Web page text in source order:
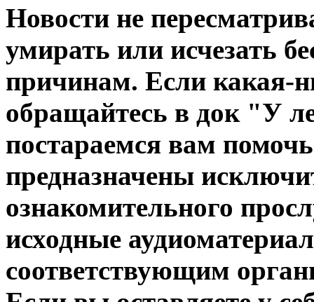
Новости не
умирать или исчезать
причинам. Если какая-
обращайтесь в док "У
постараемся вам
предназначены
ознакомительного
исходные
соответствующим